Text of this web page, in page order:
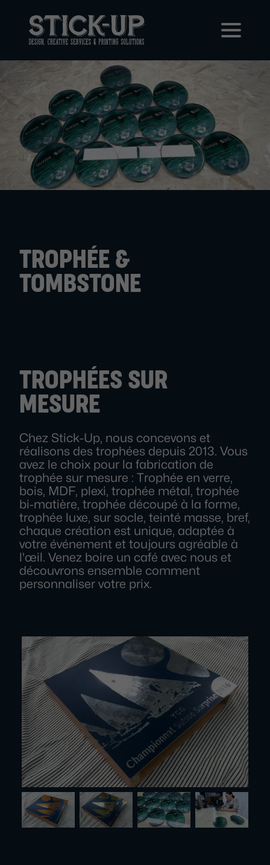
TROPHÉE &
TOMBSTONE
TROPHÉES SUR
MESURE
Chez Stick-Up, nous concevons et
réalisons des trophées depuis 2013. Vous
avez le choix pour la fabrication de
trophée sur mesure : Trophée en verre,
bois, MDF, plexi, trophée métal, trophée
bi-matière, trophée découpé à la forme,
trophée luxe, sur socle, teinté masse, bref,
chaque création est unique, adaptée à
votre événement et toujours agréable à
l'œil. Venez boire un café avec nous et
découvrons ensemble comment
personnaliser votre prix.